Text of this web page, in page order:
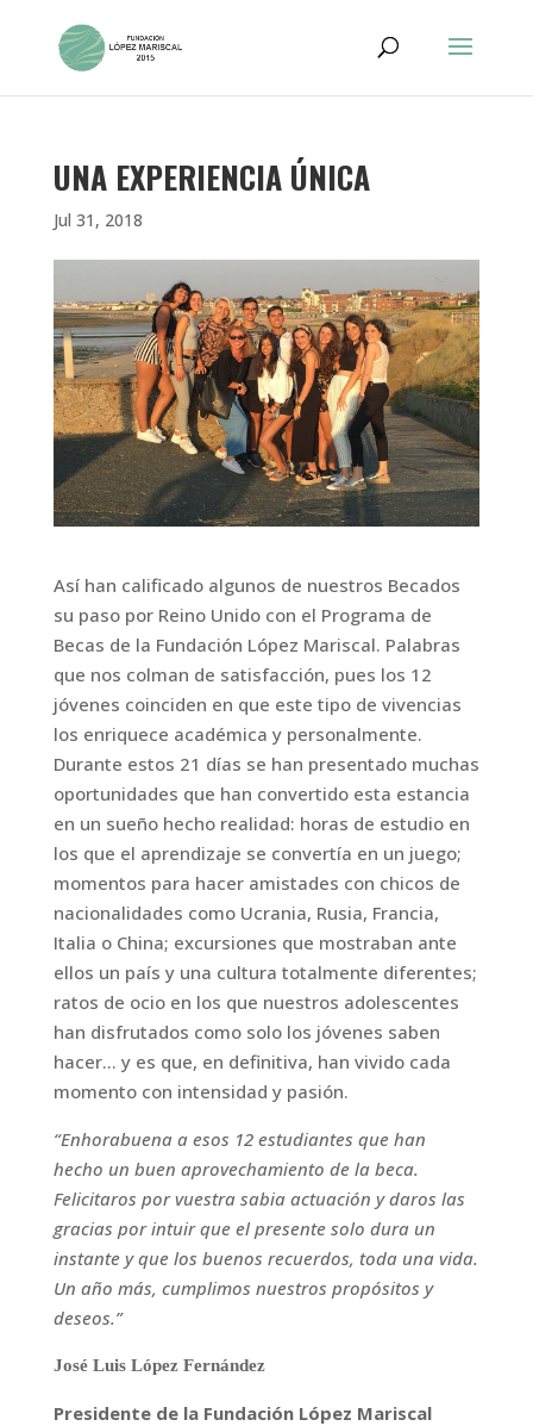
UNA EXPERIENCIA ÚNICA
Jul 31, 2018
Así han calificado algunos de nuestros Becados
su paso por Reino Unido con el Programa de
Becas de la Fundación López Mariscal. Palabras
que nos colman de satisfacción, pues los 12
jóvenes coinciden en que este tipo de vivencias
los enriquece académica y personalmente.
Durante estos 21 días se han presentado muchas
oportunidades que han convertido esta estancia
en un sueño hecho realidad: horas de estudio en
los que el aprendizaje se convertía en un juego;
momentos para hacer amistades con chicos de
nacionalidades como Ucrania, Rusia, Francia,
Italia o China; excursiones que mostraban ante
ellos un país y una cultura totalmente diferentes;
ratos de ocio en los que nuestros adolescentes
han disfrutados como solo los jóvenes saben
hacer… y es que, en definitiva, han vivido cada
momento con intensidad y pasión.
“Enhorabuena a esos 12 estudiantes que han
hecho un buen aprovechamiento de la beca.
Felicitaros por vuestra sabia actuación y daros las
gracias por intuir que el presente solo dura un
instante y que los buenos recuerdos, toda una vida.
Un año más, cumplimos nuestros propósitos y
deseos.”
José Luis López Fernández
Presidente de la Fundación López Mariscal